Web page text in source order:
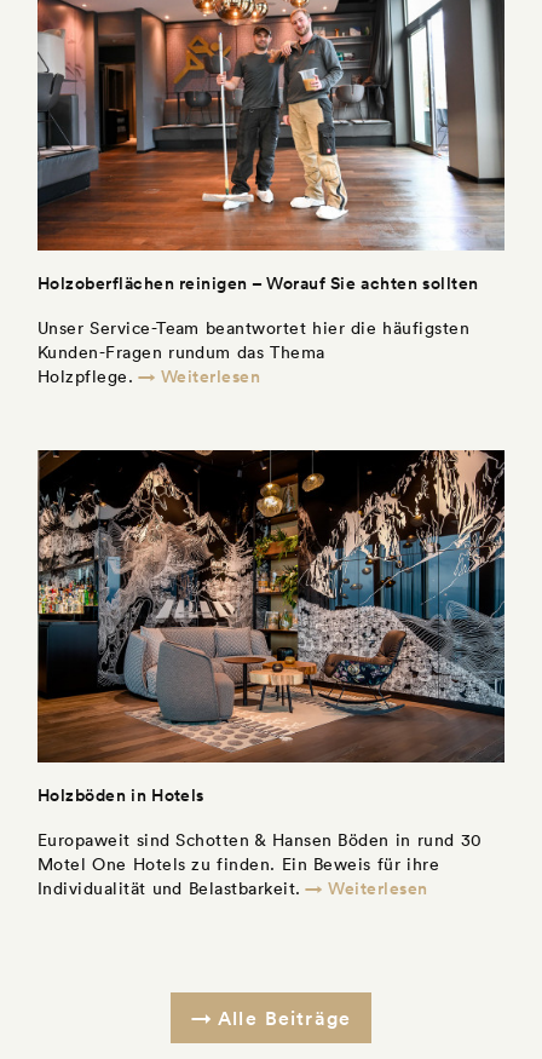
Holzoberflächen reinigen – Worauf Sie achten sollten
Unser Service-Team beantwortet hier die häufigsten
Kunden-Fragen rundum das Thema
Holzpflege. → Weiterlesen
Holzböden in Hotels
Europaweit sind Schotten & Hansen Böden in rund 30
Motel One Hotels zu finden. Ein Beweis für ihre
Individualität und Belastbarkeit. → Weiterlesen
Alle Beiträge